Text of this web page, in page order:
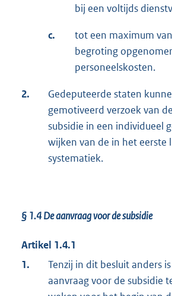
bij een voltijds
c.
tot een maximum
begroting
personeelskosten.
2.
Gedeputeerde staten
gemotiveerd verzoek van
subsidie in een individueel
wijken van de in het eerste
systematiek.
§ 1.4 De aanvraag voor de subsidie
Artikel 1.4.1
1.
Tenzij in dit besluit anders
aanvraag voor de subsidie